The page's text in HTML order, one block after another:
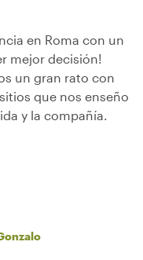
en Roma con un
mejor decisión!
un gran rato con
que nos enseño
y la compañía.